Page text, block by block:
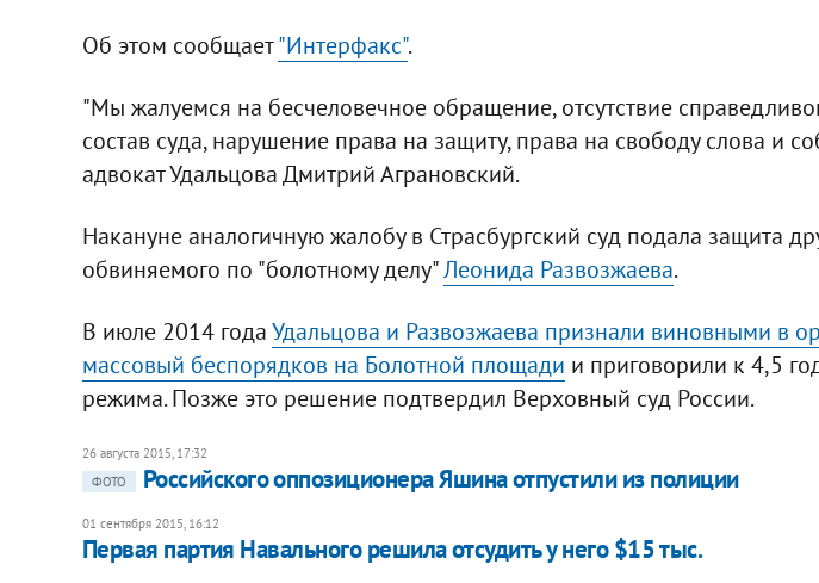
Об этом сообщает"Интерфакс".
"Мы жалуемся на бесчеловечное обращение, отсутствие
состав суда, нарушение права на защиту, права на свободу слова и
адвокат Удальцова Дмитрий Аграновский.
Накануне аналогичную жалобу в Страсбургский суд подала защита
обвиняемого по "болотному делу"Леонида Развозжаева.
В июле 2014 годаУдальцова и Развозжаева признали виновными в
массовый беспорядков на Болотной площади и приговорили к 4,5
режима. Позже это решение подтвердил Верховный суд России.
26 августа 2015, 17:32
ФОТО
Российского оппозиционера Яшина отпустили из полиции
01 сентября 2015, 16:12
Первая партия Навального решила отсудить у него $15 тыс.